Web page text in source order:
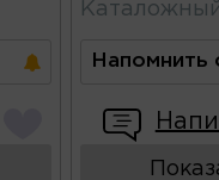
Напомнить